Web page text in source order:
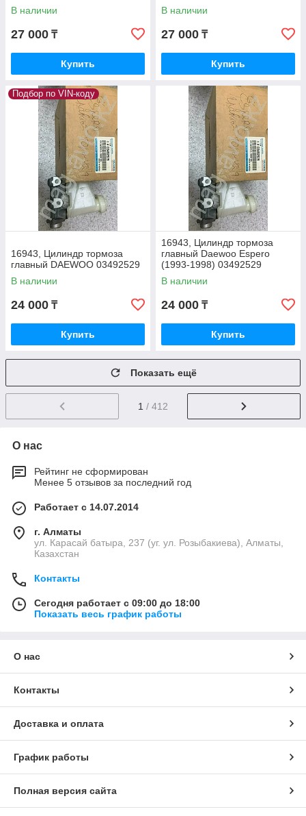
В наличии
27 000 ₸
Купить
В наличии
27 000 ₸
Купить
Подбор по VIN-коду
16943, Цилиндр тормоза
главный DAEWOO 03492529
В наличии
24 000 ₸
Купить
16943, Цилиндр тормоза
главный Daewoo Espero
(1993-1998) 03492529
В наличии
24 000 ₸
Купить
Показать ещё
1 / 412
О нас
Рейтинг не сформирован
Менее 5 отзывов за последний год
Работает с 14.07.2014
г. Алматы
ул. Карасай батыра, 237 (уг. ул. Розыбакиева), Алматы,
Казахстан
Контакты
Сегодня работает с 09:00 до 18:00
Показать весь график работы
О нас
Контакты
Доставка и оплата
График работы
Полная версия сайта